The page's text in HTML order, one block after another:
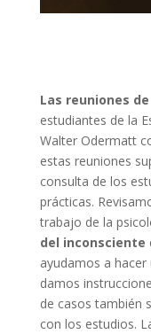
Las reuniones
estudiantes de la
Walter Odermatt
estas reuniones
consulta de los
prácticas.
trabajo de la
del inconsciente
ayudamos a hacer
damos
de casos también
con los estudios.